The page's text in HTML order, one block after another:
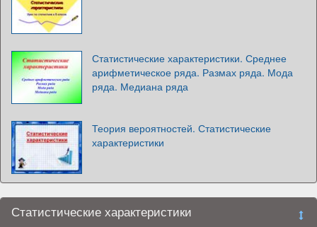
Статистические характеристики. Среднее
арифметическое ряда. Размах ряда. Мода
ряда. Медиана ряда
Теория вероятностей. Статистические
характеристики
Статистические характеристики